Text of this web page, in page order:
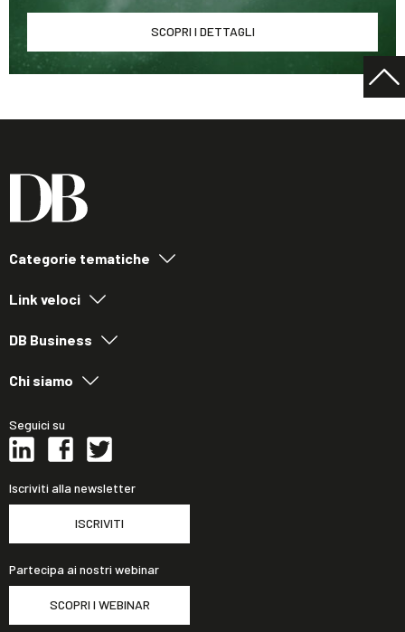
SCOPRI I DETTAGLI
Categorie tematiche
Link veloci
DB Business
Chi siamo
Seguici su
Iscriviti alla newsletter
ISCRIVITI
Partecipa ai nostri webinar
SCOPRI I WEBINAR